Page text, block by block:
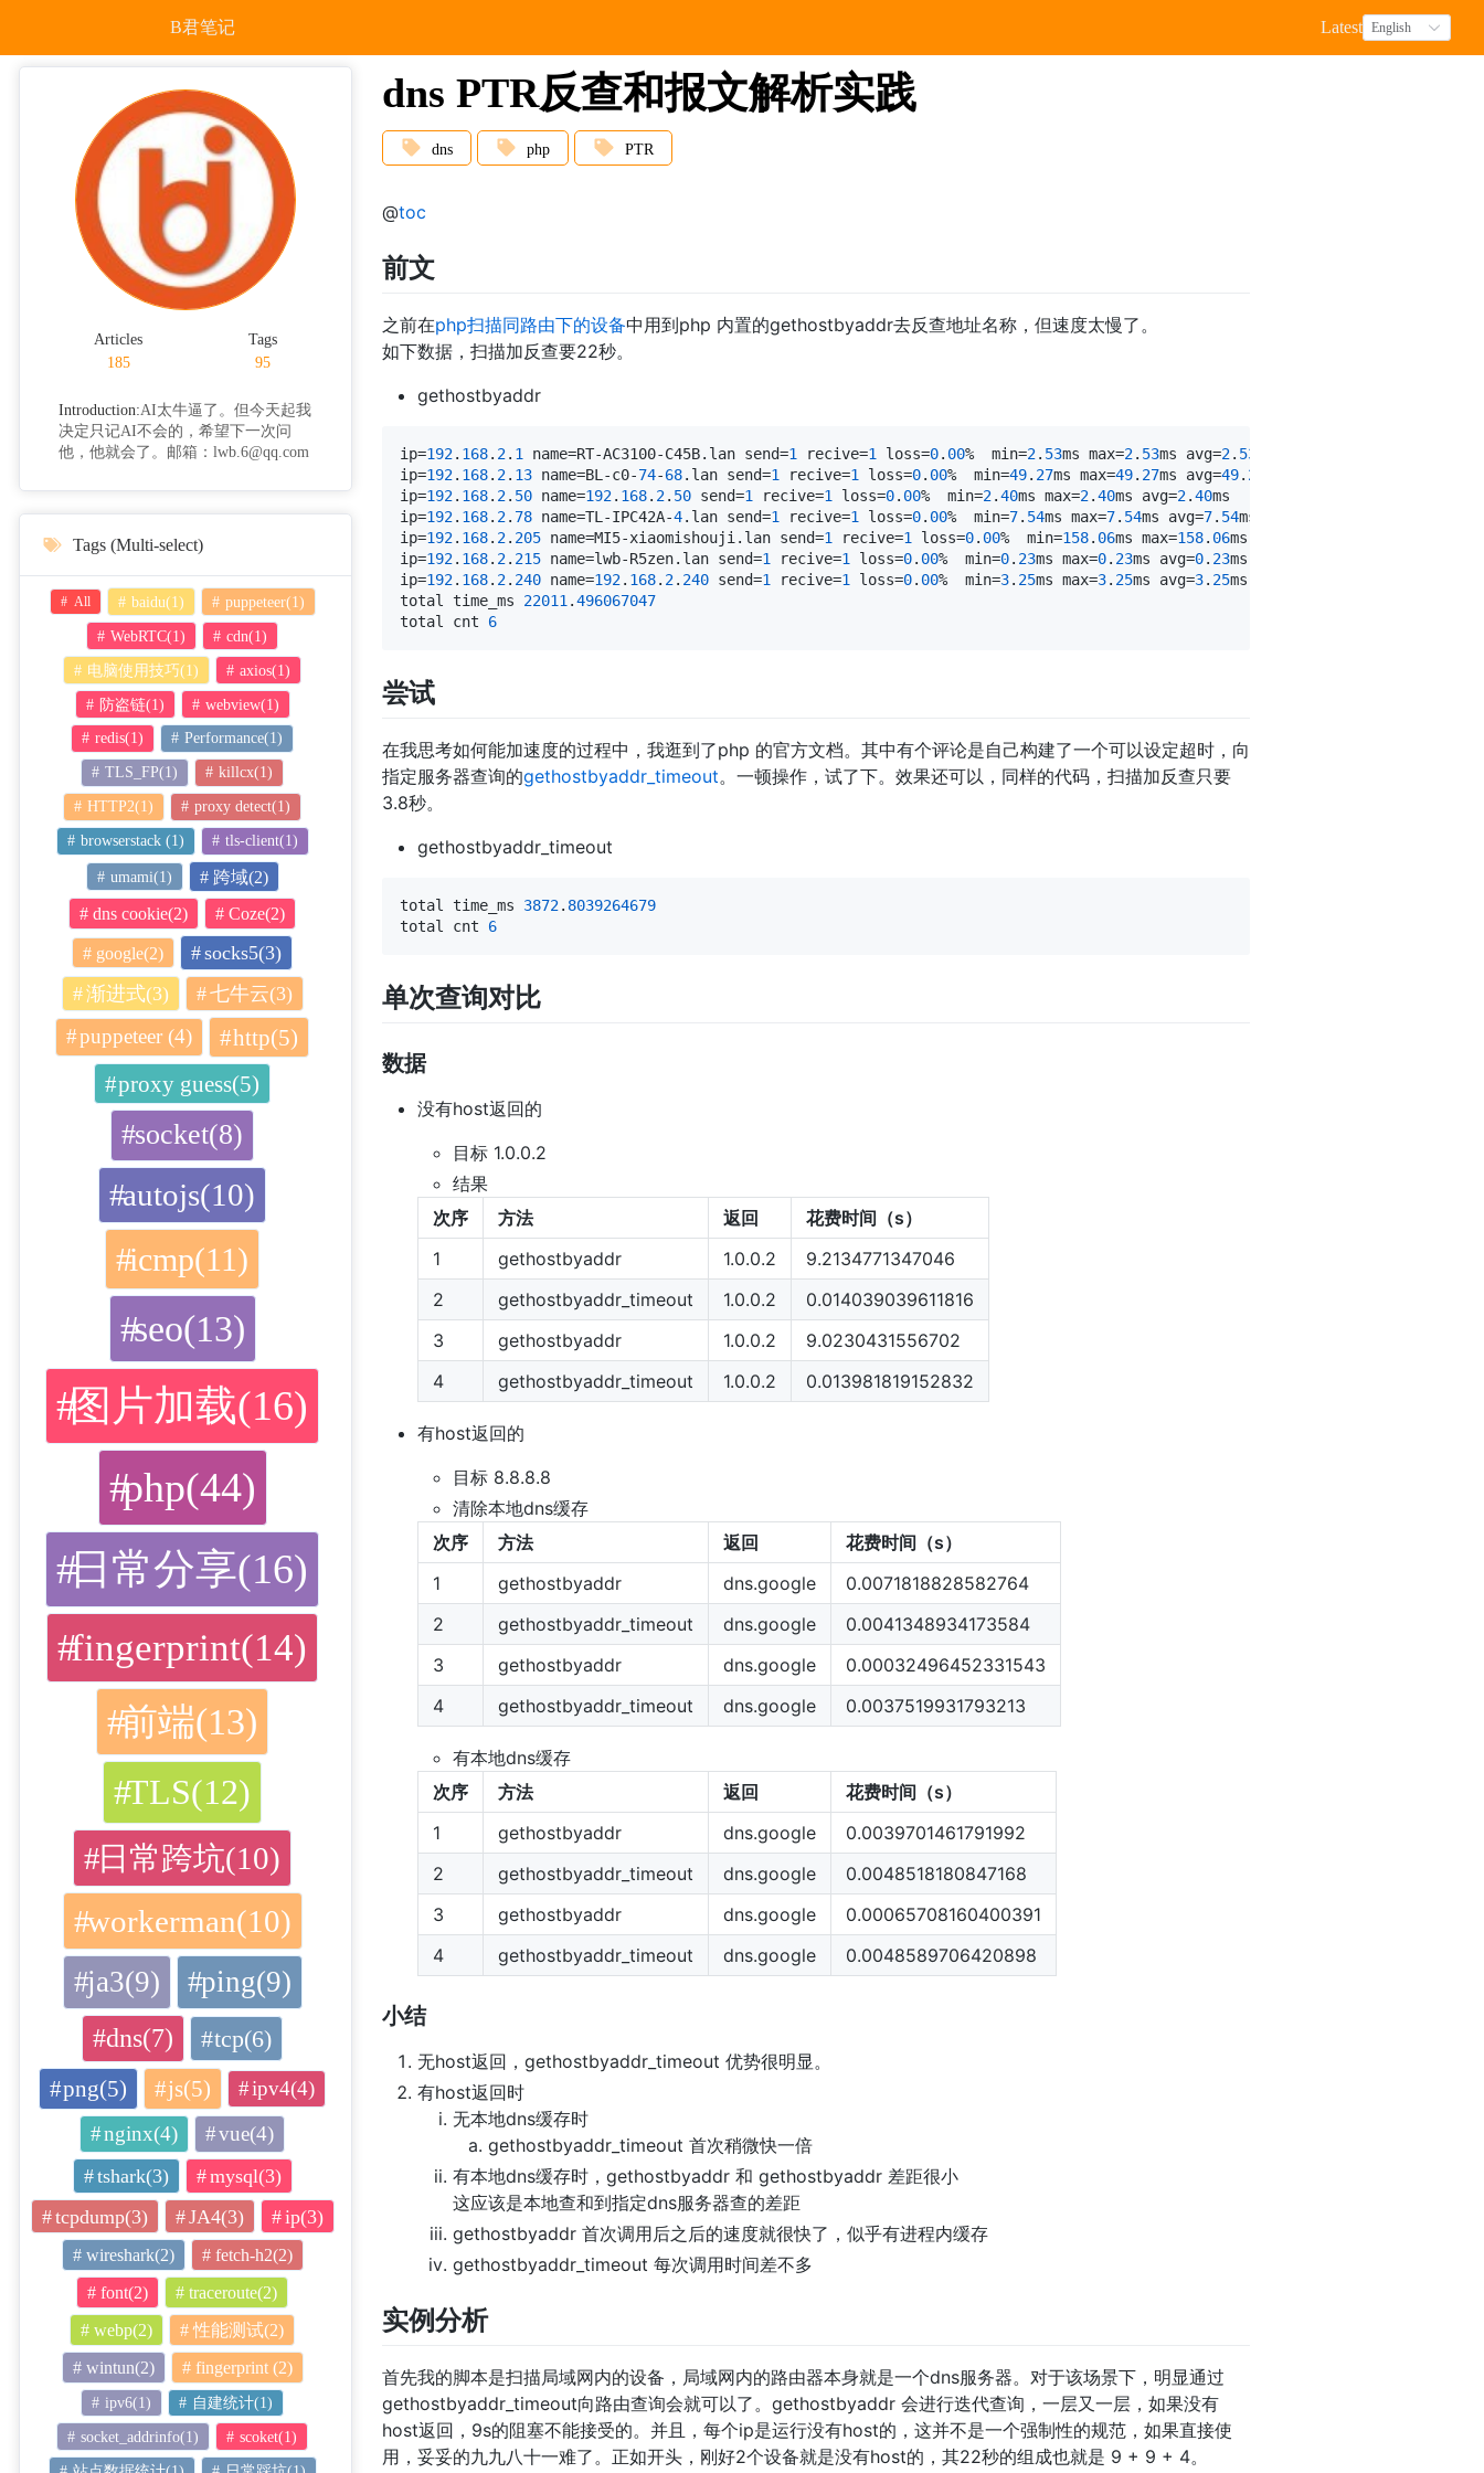
B君笔记 Latest English
Articles
185
Tags
95
Introduction:AI太牛逼了。但今天起我
决定只记AI不会的，希望下一次问
他，他就会了。邮箱：lwb.6@qq.com
Tags (Multi-select)
All
php(44)
图片加载(16)
日常分享(16)
fingerprint(14)
seo(13)
前端(13)
TLS(12)
icmp(11)
日常跨坑(10)
workerman(10)
autojs(10)
ja3(9) ping(9)
socket(8)
dns(7) tcp(6)
proxy guess(5)
png(5) js(5)
http(5)
ipv4(4)
nginx(4)
puppeteer (4)
vue(4)
tshark(3)
七牛云(3)
mysql(3)
tcpdump(3)
渐进式(3)
JA4(3) ip(3)
socks5(3)
wireshark(2) fetch-h2(2)
google(2)
font(2) traceroute(2)
Coze(2)
webp(2) 性能测试(2)
dns cookie(2)
wintun(2) fingerprint (2)
跨域(2)
ipv6(1) 自建统计(1)
umami(1)
socket_addrinfo(1) scoket(1)
tls-client(1)
browserstack (1)
proxy detect(1)
HTTP2(1)
killcx(1)
TLS_FP(1)
Performance(1)
redis(1)
webview(1)
防盗链(1)
axios(1)
电脑使用技巧(1)
cdn(1)
WebRTC(1)
puppeteer(1)
baidu(1)
dns PTR反查和报文解析实践
dns php PTR
@toc
前文
之前在php扫描同路由下的设备中用到php 内置的gethostbyaddr去反查地址名称，但速度太慢了。
如下数据，扫描加反查要22秒。
gethostbyaddr
ip=192. 168. 2. 1 name=RT-AC3100-C45B.lan send=1 recive=1 loss=0. 00%  min=2. 53ms max=2. 53ms avg=2. 53
ip=192. 168. 2. 13 name=BL-c0-74-68.lan send=1 recive=1 loss=0. 00%  min=49. 27ms max=49. 27ms avg=49. 27
ip=192. 168. 2. 50 name=192. 168. 2. 50 send=1 recive=1 loss=0. 00%  min=2.40ms max=2.40ms avg=2.40ms
ip=192. 168. 2. 78 name=TL-IPC42A-4.lan send=1 recive=1 loss=0. 00%  min=7. 54ms max=7. 54ms avg=7. 54ms
ip=192. 168. 2. 205 name=MI5-xiaomishouji.lan send=1 recive=1 loss=0. 00%  min=158. 06ms max=158. 06ms avg=
ip=192. 168. 2. 215 name=lwb-R5zen.lan send=1 recive=1 loss=0. 00%  min=0. 23ms max=0. 23ms avg=0. 23ms
ip=192. 168. 2. 240 name=192. 168. 2. 240 send=1 recive=1 loss=0. 00%  min=3. 25ms max=3. 25ms avg=3. 25ms
total time_ms 22011 .496067047
total cnt 6
尝试
在我思考如何能加速度的过程中，我逛到了php 的官方文档。其中有个评论是自己构建了一个可以设定超时，向
指定服务器查询的gethostbyaddr_timeout。一顿操作，试了下。效果还可以，同样的代码，扫描加反查只要
3.8秒。
gethostbyaddr_timeout
total time_ms 3872. 8039264679
total cnt 6
单次查询对比
数据
没有host返回的
目标 1.0.0.2
结果
次序
方法 返回
花费时间（s）
1
gethostbyaddr 1.0.0.2
9.2134771347046
2
gethostbyaddr_timeout 1.0.0.2
0.014039039611816
3
gethostbyaddr 1.0.0.2
9.0230431556702
4
gethostbyaddr_timeout 1.0.0.2 0.013981819152832
有host返回的
目标 8.8.8.8
清除本地dns缓存
次序
方法 返回
花费时间（s）
1
gethostbyaddr dns.google
0.0071818828582764
2
gethostbyaddr_timeout dns.google
0.0041348934173584
3
gethostbyaddr dns.google
0.00032496452331543
4
gethostbyaddr_timeout dns.google 0.0037519931793213
有本地dns缓存
次序
方法 返回
花费时间（s）
1
gethostbyaddr dns.google
0.0039701461791992
2
gethostbyaddr_timeout dns.google
0.0048518180847168
3
gethostbyaddr dns.google
0.00065708160400391
4
gethostbyaddr_timeout dns.google 0.0048589706420898
小结
无host返回，gethostbyaddr_timeout 优势很明显。
有host返回时
无本地dns缓存时
gethostbyaddr_timeout 首次稍微快一倍
有本地dns缓存时，gethostbyaddr 和 gethostbyaddr 差距很小
这应该是本地查和到指定dns服务器查的差距
gethostbyaddr 首次调用后之后的速度就很快了，似乎有进程内缓存
gethostbyaddr_timeout 每次调用时间差不多
实例分析
首先我的脚本是扫描局域网内的设备，局域网内的路由器本身就是一个dns服务器。对于该场景下，明显通过
gethostbyaddr_timeout向路由查询会就可以了。gethostbyaddr 会进行迭代查询，一层又一层，如果没有
host返回，9s的阻塞不能接受的。并且，每个ip是运行没有host的，这并不是一个强制性的规范，如果直接使
用，妥妥的九九八十一难了。正如开头，刚好2个设备就是没有host的，其22秒的组成也就是 9 + 9 + 4。